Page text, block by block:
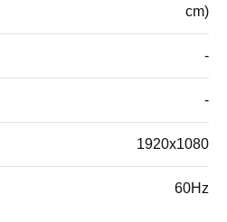
cm)
-
-
1920x1080
60Hz